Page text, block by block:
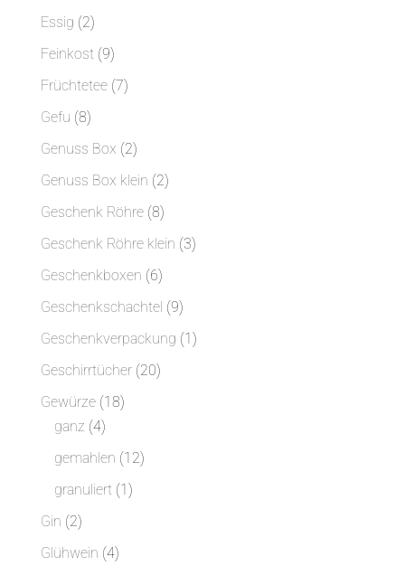
Essig 22
Produkte
Feinkost 99
Produkte
Früchtetee 77
Gefu 88
Produkte
Genuss Box 22
Produkte
Genuss Box klein 22
Geschenk Röhre 88
Produkte
Geschenk Röhre klein 33
Geschenkboxen 66
Produkte
Geschenkschachtel 99
Produkte
Geschenkverpackung 11
Geschirrtücher 2020
Gewürze 1818
ganz 44
Produkte
gemahlen 1212
granuliert 11
Gin 22
Produkte
Glühwein 44